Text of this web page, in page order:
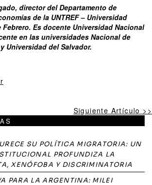
director del Departamento de
de la UNTREF – Universidad
Febrero. Es docente Universidad Nacional
en las universidades Nacional de
Universidad del Salvador.
Siguiente Artículo >>
SU POLÍTICA MIGRATORIA: UN
PROFUNDIZA LA
XENÓFOBA Y DISCRIMINATORIA
PARA LA ARGENTINA: MILEI